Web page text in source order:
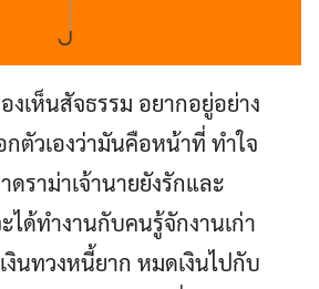
งเห็นสัจธรรม อยากอยู่อย่าง
ตัวเองว่ามันคือหน้าที่ ทำใจ
ดราม่าเจ้านายยังรักและ
ได้ทำงานกับคนรู้จักงานเก่า
นทวงหนี้ยาก หมดเงินไปกับ